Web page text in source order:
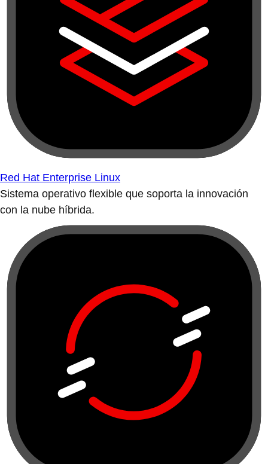
Red Hat Enterprise Linux
Sistema operativo flexible que soporta la innovación
con la nube híbrida.